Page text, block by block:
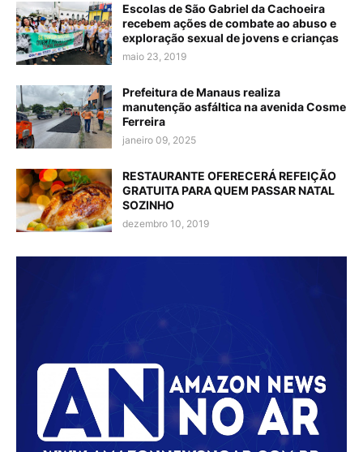
Escolas de São Gabriel da Cachoeira
recebem ações de combate ao abuso e
exploração sexual de jovens e crianças
maio 23, 2019
Prefeitura de Manaus realiza
manutenção asfáltica na avenida Cosme
Ferreira
janeiro 09, 2025
RESTAURANTE OFERECERÁ REFEIÇÃO
GRATUITA PARA QUEM PASSAR NATAL
SOZINHO
dezembro 10, 2019